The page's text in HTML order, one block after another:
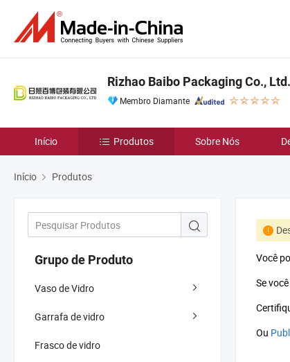
Rizhao Baibo Packaging Co., Ltd.
Membro Diamante
Início Produtos Sobre Nós
Início Produtos
Grupo de Produto
Vaso de Vidro
Garrafa de vidro
Frasco de vidro
Você
Se
Ou